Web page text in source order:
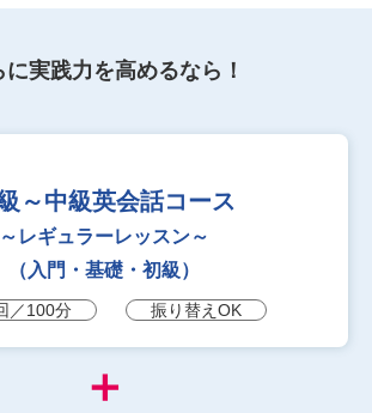
に実践力を高めるなら！
～中級英会話コース
～レギュラーレッスン～
（入門・基礎・初級）
／100分 振り替えOK
＋